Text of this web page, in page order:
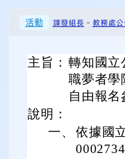
活動 課發組長 - 教務處公
主旨： 轉知國立
職夢者
自由報名
說明：
一、 依據國